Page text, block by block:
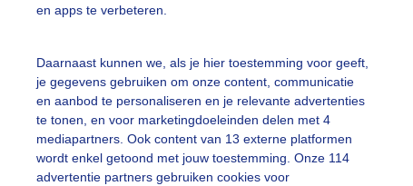
en apps te verbeteren.
Daarnaast kunnen we, als je hier toestemming voor geeft,
je gegevens gebruiken om onze content, communicatie
en aanbod te personaliseren en je relevante advertenties
te tonen, en voor marketingdoeleinden delen met 4
mediapartners. Ook content van 13 externe platformen
wordt enkel getoond met jouw toestemming. Onze 114
advertentie partners gebruiken cookies voor
vandaag : Windstil, waterkoud , grijs en heiig ,ook
Nellie Bartels Gemaakt: 07-11-2024, 42x bekeken
Herfst Wolken